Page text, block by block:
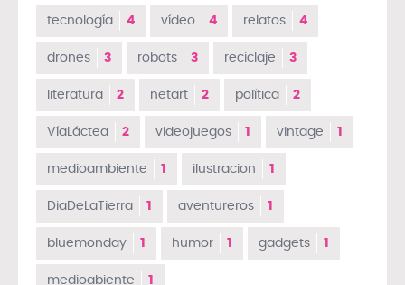
tecnología 4 vídeo 4 relatos 4
drones 3 robots 3 reciclaje 3
literatura 2 netart 2 política 2
VíaLáctea 2 videojuegos 1 vintage 1
medioambiente 1 ilustracion 1
DiaDeLaTierra 1 aventureros 1
bluemonday 1 humor 1 gadgets 1
medioabiente 1